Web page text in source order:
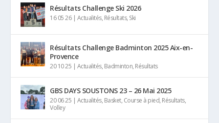
Résultats Challenge Ski 2026
16 05 26| Actualités, Résultats, Ski
Résultats Challenge Badminton 2025 Aix-en-
Provence
20 10 25 | Actualités, Badminton, Résultats
GBS DAYS SOUSTONS 23 – 26 Mai 2025
20 06 25 | Actualités, Basket, Course à pied, Résultats,
Volley